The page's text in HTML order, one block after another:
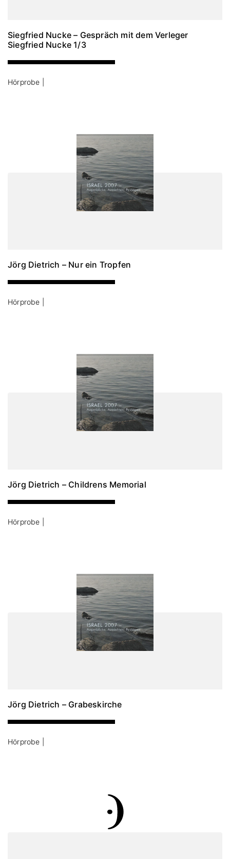
Siegfried Nucke – Gespräch mit dem Verleger
Siegfried Nucke 1/3
Hörprobe |
Jörg Dietrich – Nur ein Tropfen
Hörprobe |
Jörg Dietrich – Childrens Memorial
Hörprobe |
Jörg Dietrich – Grabeskirche
Hörprobe |